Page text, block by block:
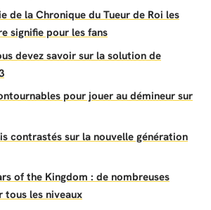
de la Chronique du Tueur de Roi les
signifie pour les fans
devez savoir sur la solution de
pour jouer au démineur sur
contrastés sur la nouvelle génération
of the Kingdom : de nombreuses
tous les niveaux